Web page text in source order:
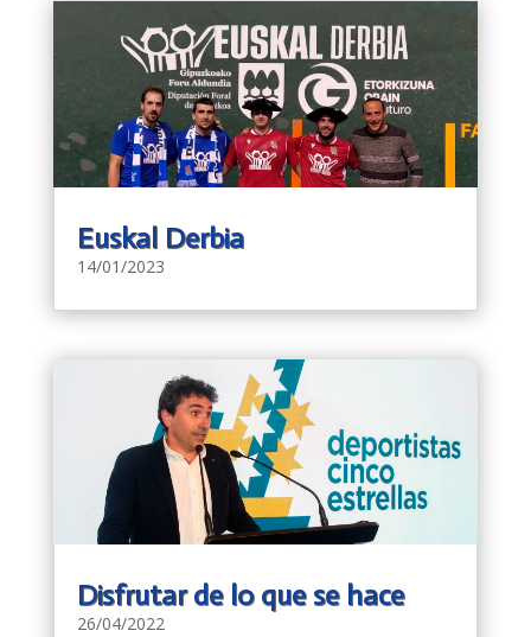
Euskal Derbia
14/01/2023
Disfrutar de lo que se hace
26/04/2022